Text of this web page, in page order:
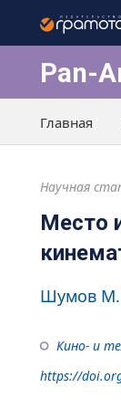
Pan-
Главная
Научная
Место
Шумов М.
Кино- и
https://